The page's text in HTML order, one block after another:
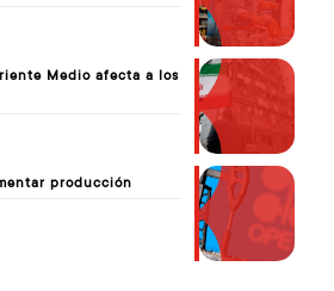
Medio afecta a los
producción